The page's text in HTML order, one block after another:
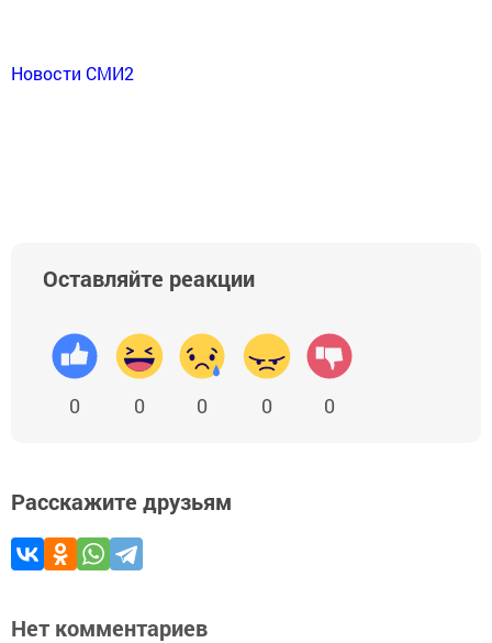
Новости СМИ2
Оставляйте реакции
0 0 0 0 0
Расскажите друзьям
Нет комментариев